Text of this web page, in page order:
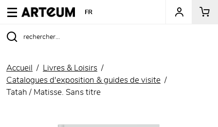
ARTEUM, la référence des boutiques de musées
FR
Accueil
Livres & Loisirs
Catalogues d'exposition & guides de visite
Tatah / Matisse. Sans titre